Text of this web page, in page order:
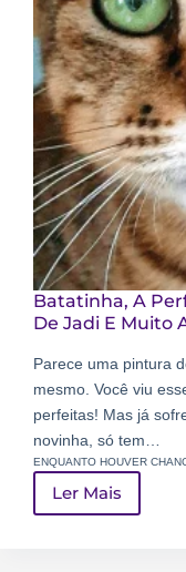
Batatinha, A
De Jadi E Muito
Parece uma pintura
mesmo. Você viu
perfeitas! Mas já
novinha, só tem…
ENQUANTO HOUVER
Ler Mais